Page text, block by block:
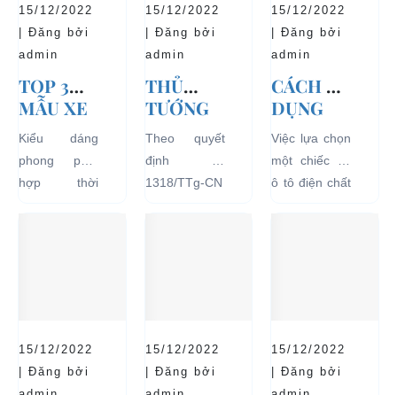
15/12/2022
| Đăng bởi
admin
TOP 3
MẪU XE
Ô TÔ
ĐIỆN
THỊNH
HÀNH VÀ
Kiểu dáng
phong phú,
hợp thời
những ưu...
15/12/2022
| Đăng bởi
admin
THỦ
TƯỚNG
CHÍNH
PHỦ
ĐỒNG Ý
TẠI CÁC
KHU VỰC
Theo quyết
định số
1318/TTg-CN
chạy bằng
15/12/2022
| Đăng bởi
admin
CÁCH SỬ
DỤNG
XE Ô TÔ
ĐIỆN ĐỂ
TĂNG
TUỔI
Việc lựa chọn
một chiếc xe
ô tô điện chất
15/12/2022
| Đăng bởi
15/12/2022
| Đăng bởi
15/12/2022
| Đăng bởi